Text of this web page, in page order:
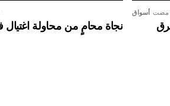
نجاة محامٍ من محاولة اغتيال
أسواق مضت